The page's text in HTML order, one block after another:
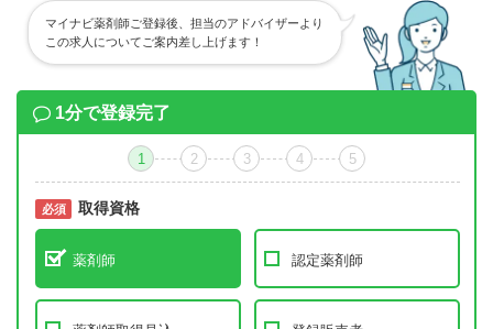
マイナビ薬剤師ご登録後、担当のアドバイザーより
この求人についてご案内差し上げます！
1分で登録完了
1 2 3 4 5
必須 取得資格
薬剤師 認定薬剤師